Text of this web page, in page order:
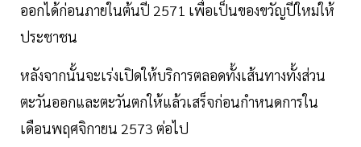
ออกได้ก่อนภายในต้นปี 2571 เพื่อเป็นของขวัญปีใหม่ให้
ประชาชน
หลังจากนั้นจะเร่งเปิดให้บริการตลอดทั้งเส้นทางทั้งส่วน
ตะวันออกและตะวันตกให้แล้วเสร็จก่อนกำหนดการใน
เดือนพฤศจิกายน 2573 ต่อไป